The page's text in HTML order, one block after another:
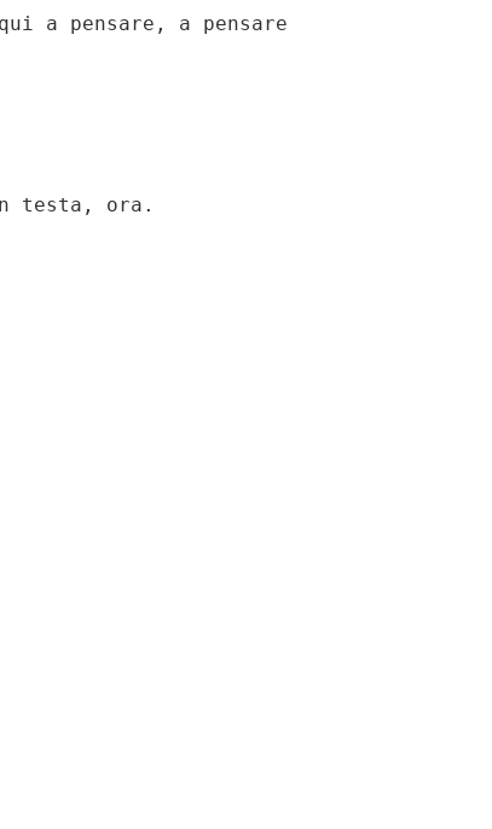
a pensare, a pensare
testa, ora.